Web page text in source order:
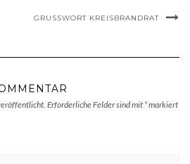
GRUSSWORT KREISBRANDRAT
Erforderliche Felder sind mit *markiert